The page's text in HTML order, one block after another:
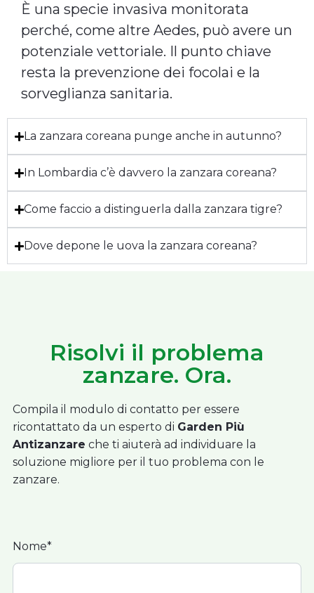
È una specie invasiva monitorata
perché, come altre Aedes, può avere un
potenziale vettoriale. Il punto chiave
resta la prevenzione dei focolai e la
sorveglianza sanitaria.
La zanzara coreana punge anche in autunno?
In Lombardia c’è davvero la zanzara coreana?
Come faccio a distinguerla dalla zanzara tigre?
Dove depone le uova la zanzara coreana?
Risolvi il problema
zanzare. Ora.
Compila il modulo di contatto per essere
ricontattato da un esperto di Garden Più
Antizanzare che ti aiuterà ad individuare la
soluzione migliore per il tuo problema con le
zanzare.
Nome*